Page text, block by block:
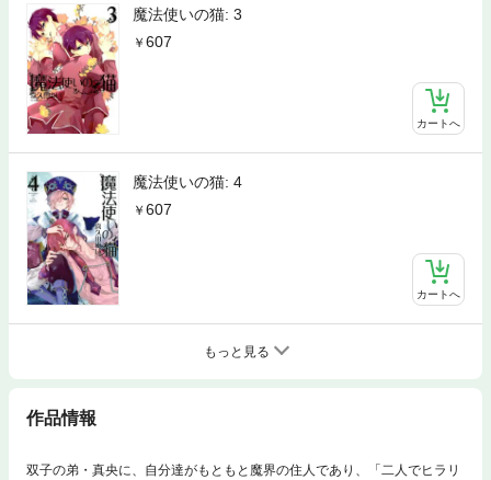
魔法使いの猫: 3
607
カートへ
魔法使いの猫: 4
607
カートへ
もっと見る
作品情報
双子の弟・真央に、自分達がもともと魔界の住人であり、「二人でヒラリ